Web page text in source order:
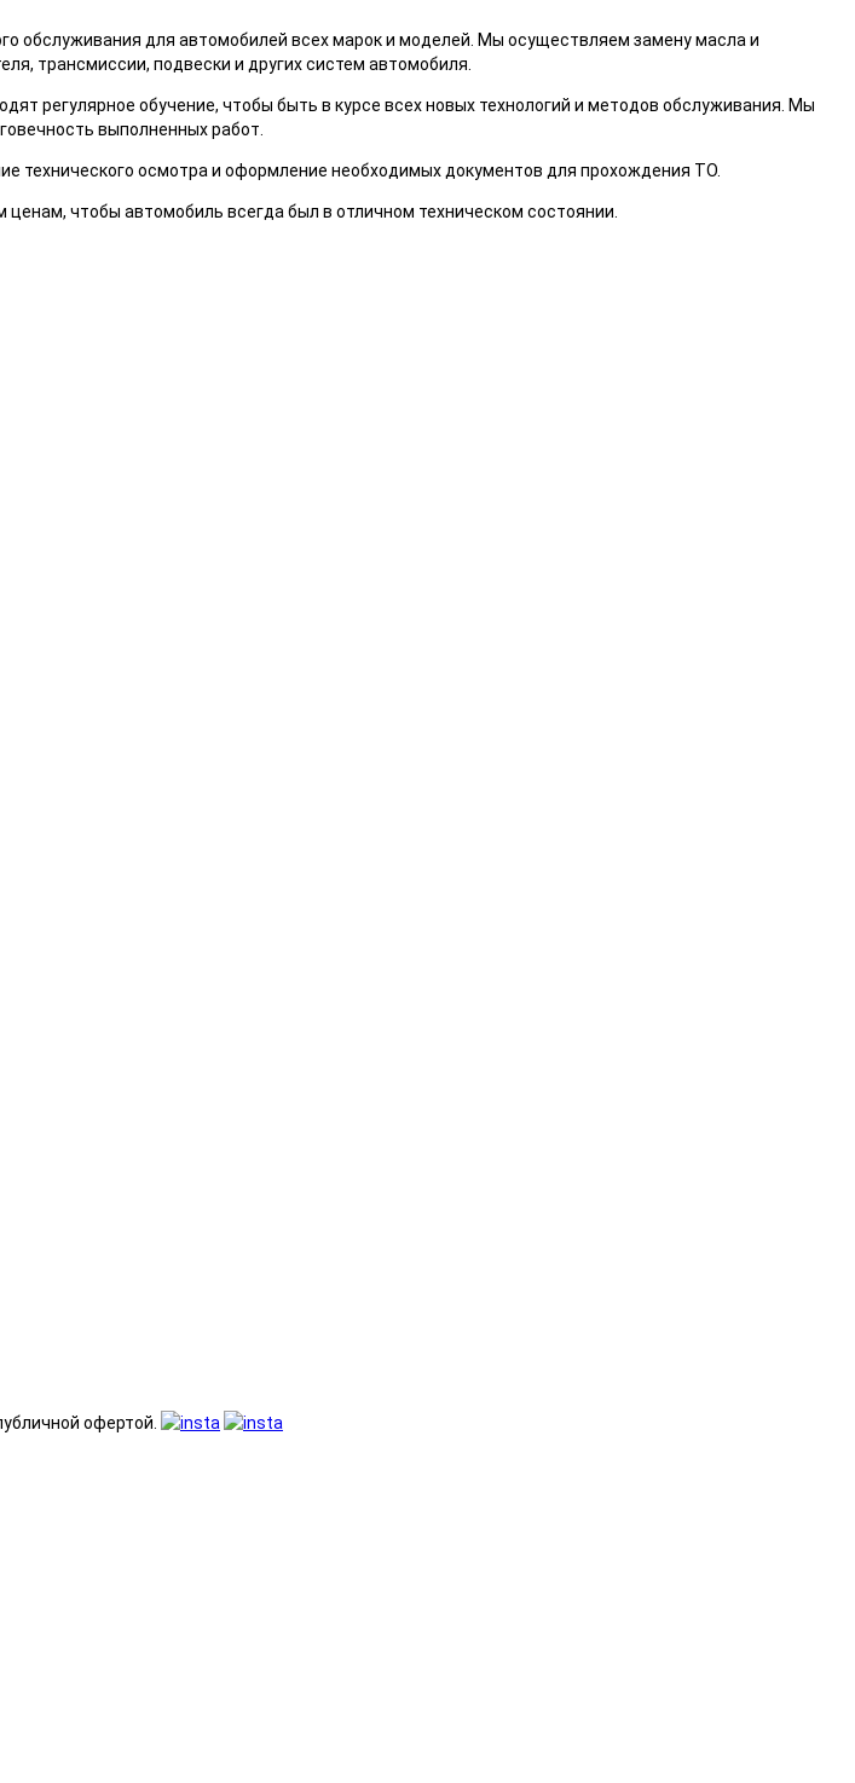
обслуживания для автомобилей всех марок и моделей. Мы осуществляем замену масла и
трансмиссии, подвески и других систем автомобиля.
регулярное обучение, чтобы быть в курсе всех новых технологий и методов обслуживания. Мы
выполненных работ.
технического осмотра и оформление необходимых документов для прохождения ТО.
чтобы автомобиль всегда был в отличном техническом состоянии.
офертой.